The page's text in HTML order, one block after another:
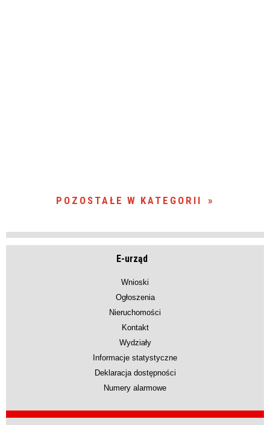
POZOSTAŁE W KATEGORII
E-urząd
Wnioski
Ogłoszenia
Nieruchomości
Kontakt
Wydziały
Informacje statystyczne
Deklaracja dostępności
Numery alarmowe